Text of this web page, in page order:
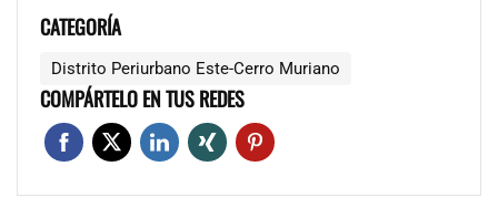
CATEGORÍA
Distrito Periurbano Este-Cerro Muriano
COMPÁRTELO EN TUS REDES